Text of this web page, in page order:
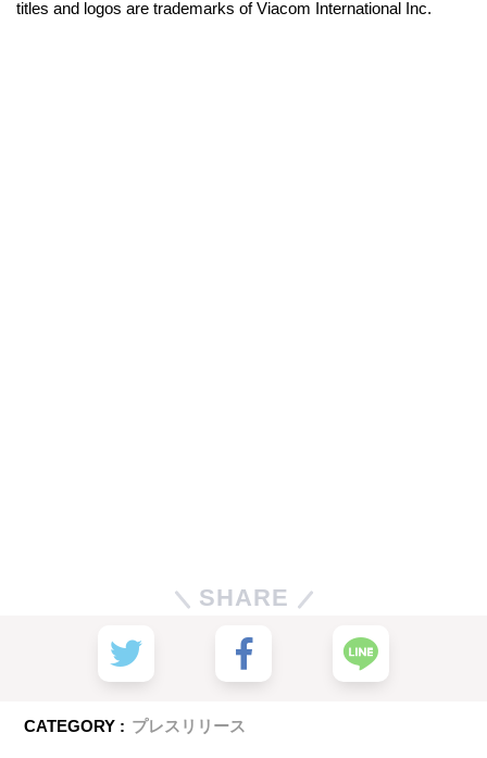
titles and logos are trademarks of Viacom International Inc.
SHARE
CATEGORY : プレスリリース